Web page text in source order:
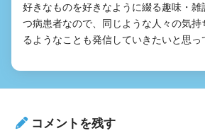
好きなものを好きなように綴る趣味・雑
つ病患者なので、同じような人々の気持
るようなことも発信していきたいと思っ
コメントを残す